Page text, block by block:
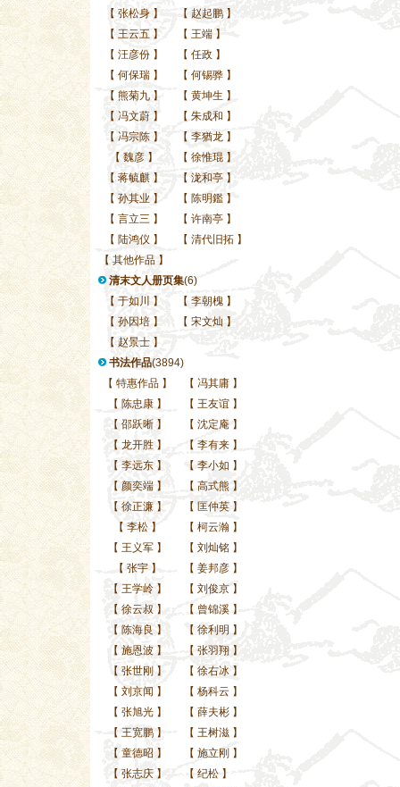
【 张松身 】 【 赵起鹏 】
【 王云五 】 【 王端 】
【 汪彦份 】 【 任政 】
【 何保瑞 】 【 何锡骅 】
【 熊菊九 】 【 黄坤生 】
【 冯文蔚 】 【 朱成和 】
【 冯宗陈 】 【 李猶龙 】
【 魏彦 】 【 徐惟琨 】
【 蒋毓麒 】 【 泷和亭 】
【 孙其业 】 【 陈明鑑 】
【 言立三 】 【 许南亭 】
【 陆鸿仪 】 【 清代旧拓 】
【 其他作品 】
清末文人册页集(6)
【 于如川 】 【 李朝槐 】
【 孙因培 】 【 宋文灿 】
【 赵景士 】
书法作品(3894)
【 特惠作品】 【 冯其庸 】
【 陈忠康】 【 王友谊 】
【 邵跃晰】 【 沈定庵 】
【 龙开胜】 【 李有来 】
【 李远东】 【 李小如 】
【 颜奕端】 【 高式熊 】
【 徐正濂】 【 匡仲英 】
【 李松】 【 柯云瀚 】
【 王义军】 【 刘灿铭 】
【 张宇】 【 姜邦彦 】
【 王学岭】 【 刘俊京 】
【 徐云叔 】 【 曾锦溪 】
【 陈海良 】 【 徐利明 】
【 施恩波】 【 张羽翔 】
【 张世刚 】 【 徐右冰 】
【 刘京闻 】 【 杨科云 】
【 张旭光】 【 薛夫彬 】
【 王宽鹏】 【 王树滋 】
【 童德昭 】 【 施立刚 】
【 张志庆】 【 纪松 】